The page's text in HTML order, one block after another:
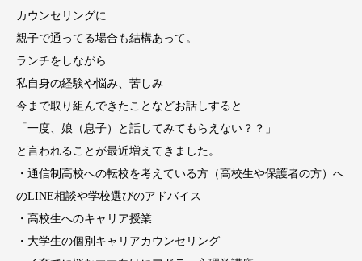
カウンセリングに
親子で通ってる場合も結構あって。
ランチをしながら
私自身の経験や悩み、苦しみ
今まで取り組んできたことなどお話しすると
「一度、娘（息子）と話してみてもらえない？？」
と言われることが最近増えてきました。
・通信制高校への転校を考えている方（高校生や保護者の方）へ
のLINE相談や学校選びのアドバイス
・高校生へのキャリア授業
・大学生の個別キャリアカウンセリング